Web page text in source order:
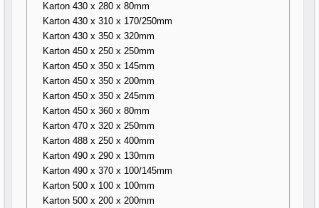
Karton 430 x 280 x 80mm
Karton 430 x 310 x 170/250mm
Karton 430 x 350 x 320mm
Karton 450 x 250 x 250mm
Karton 450 x 350 x 145mm
Karton 450 x 350 x 200mm
Karton 450 x 350 x 245mm
Karton 450 x 360 x 80mm
Karton 470 x 320 x 250mm
Karton 488 x 250 x 400mm
Karton 490 x 290 x 130mm
Karton 490 x 370 x 100/145mm
Karton 500 x 100 x 100mm
Karton 500 x 200 x 200mm